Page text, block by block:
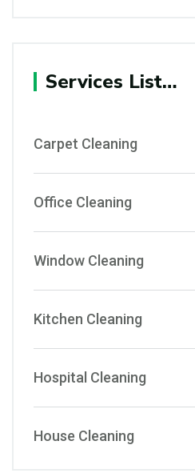
Services List…
Carpet Cleaning
Office Cleaning
Window Cleaning
Kitchen Cleaning
Hospital Cleaning
House Cleaning